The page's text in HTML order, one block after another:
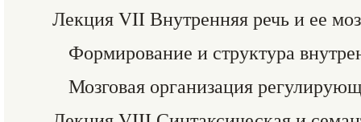
Лекция VII Внутренняя речь и ее
Формирование и структура
Мозговая организация